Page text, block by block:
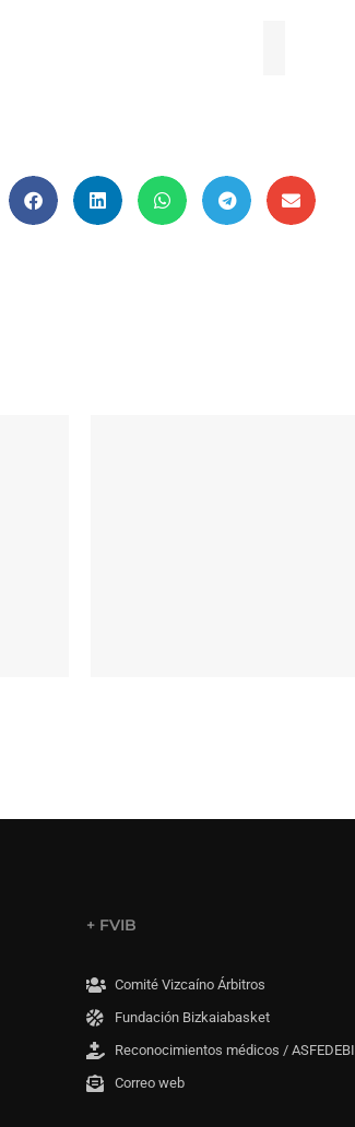
+ FVIB
Comité Vizcaíno Árbitros
Fundación Bizkaiabasket
Reconocimientos médicos / ASFEDEBI
Correo web